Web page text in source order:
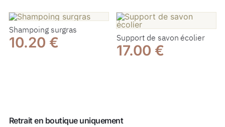
Shampoing surgras
10.20 € Support de savon écolier
17.00 €
Retrait en boutique uniquement